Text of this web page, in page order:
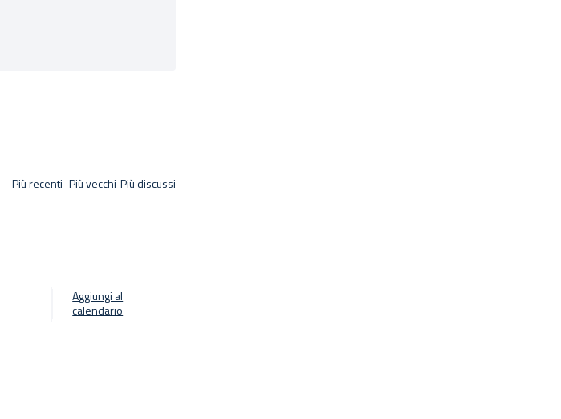
Più recenti Più vecchi Più discussi
Aggiungi al
calendario